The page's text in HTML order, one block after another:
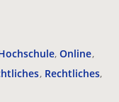
Online
Rechtliches